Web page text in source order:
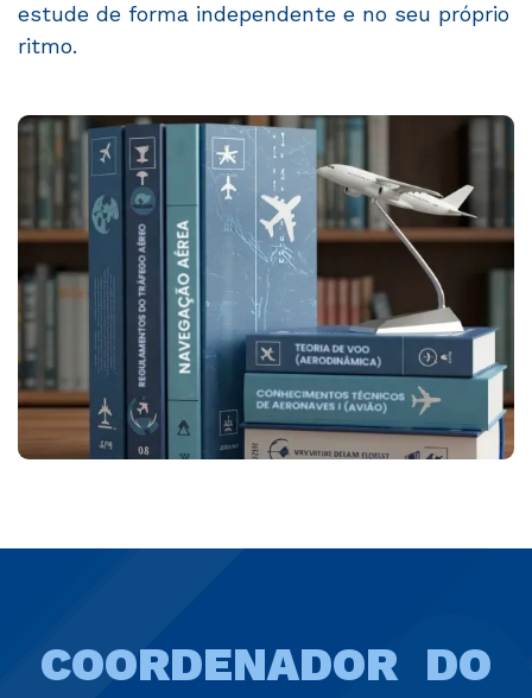
estude de forma independente e no seu próprio
ritmo.
COORDENADOR DO